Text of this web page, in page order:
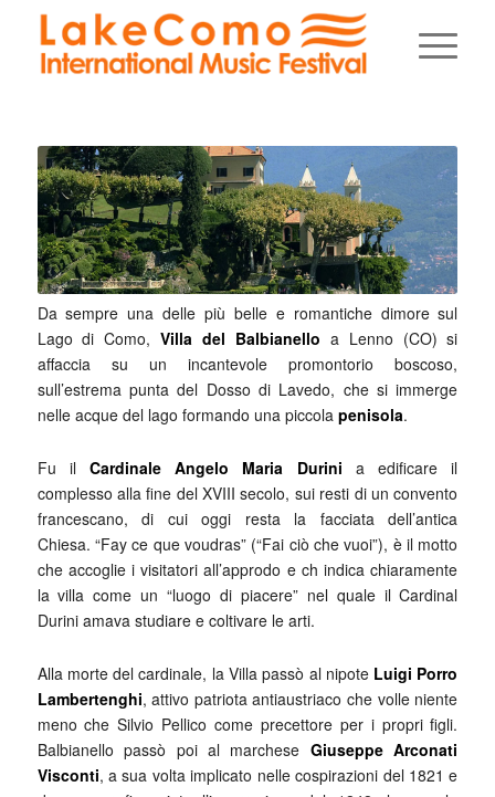
Da sempre una delle più belle e romantiche dimore sul
Lago di Como, Villa del Balbianello a Lenno (CO) si
affaccia su un incantevole promontorio boscoso,
sull’estrema punta del Dosso di Lavedo, che si immerge
nelle acque del lago formando una piccola penisola.
Fu ilCardinale Angelo Maria Durini a edificare il
complesso alla fine del XVIII secolo, sui resti di un convento
francescano, di cui oggi resta la facciata dell’antica
Chiesa. “Fay ce que voudras” (“Fai ciò che vuoi”), è il motto
che accoglie i visitatori all’approdo e ch indica chiaramente
la villa come un “luogo di piacere” nel quale il Cardinal
Durini amava studiare e coltivare le arti.
Alla morte del cardinale, la Villa passò al nipote Luigi Porro
Lambertenghi, attivo patriota antiaustriaco che volle niente
meno che Silvio Pellico come precettore per i propri figli.
Balbianello passò poi al marchese Giuseppe Arconati
Visconti, a sua volta implicato nelle cospirazioni del 1821 e